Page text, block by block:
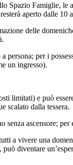
Spazio Famiglie, le
aperto dalle 10
delle
persona; per i
un ingresso).
limitati) e può
scalato dalla tessera.
senza ascensore;
a vivere una
diventare